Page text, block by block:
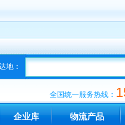
地：
全国统一服务热线：
企业库 物流产品